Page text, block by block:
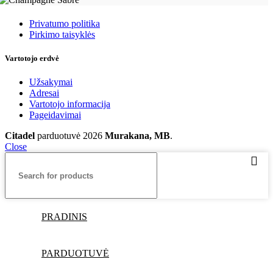
Privatumo politika
Pirkimo taisyklės
Vartotojo erdvė
Užsakymai
Adresai
Vartotojo informacija
Pageidavimai
Citadel parduotuvė 2026 Murakana, MB.
Close
PRADINIS
PARDUOTUVĖ